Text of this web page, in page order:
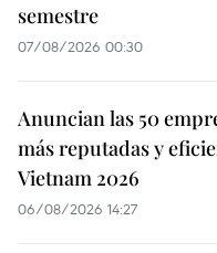
semestre
07/08/2026 00:30
Anuncian las 50
más reputadas y
Vietnam 2026
06/08/2026 14:27